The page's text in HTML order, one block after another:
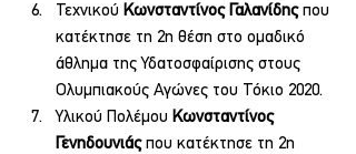
Τεχνικού Κωνσταντίνος Γαλανίδης που
κατέκτησε τη 2η θέση στο ομαδικό
άθλημα της Υδατοσφαίρισης στους
Ολυμπιακούς Αγώνες του Τόκιο 2020.
Υλικού Πολέμου Κωνσταντίνος
Γενηδουνιάς που κατέκτησε τη 2η